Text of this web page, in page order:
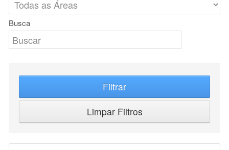
Busca
Filtrar
Limpar Filtros